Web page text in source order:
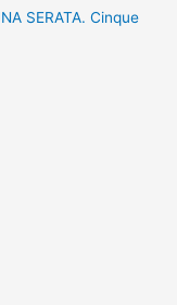
SERATA. Cinque